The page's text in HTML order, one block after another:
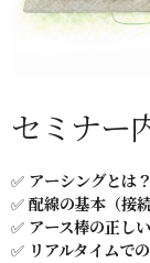
セミナー
✅ アーシングとは？
✅配線の基本（接
✅ アース棒の正し
✅ リアルタイムで